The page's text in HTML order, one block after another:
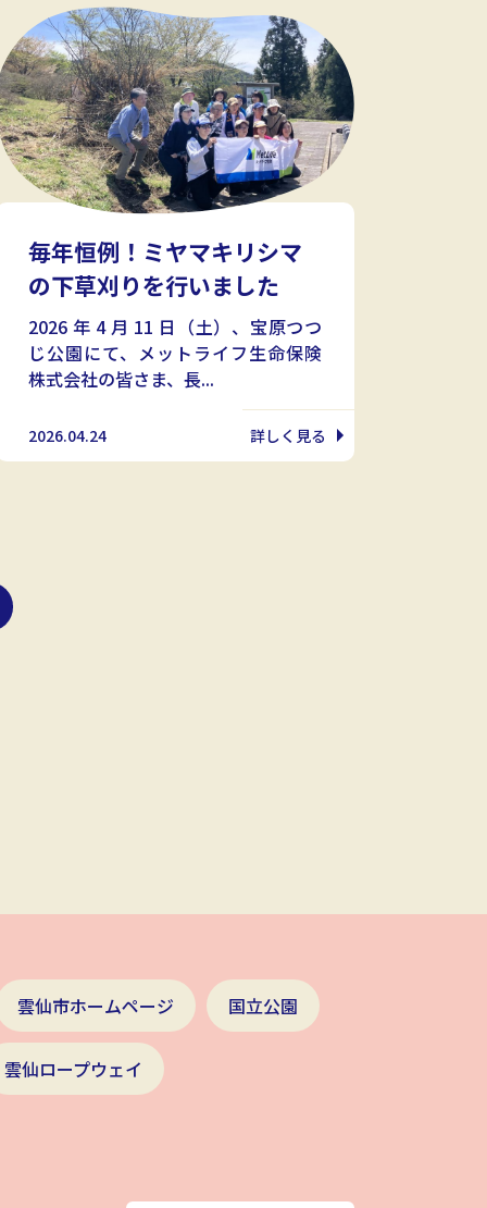
毎年恒例！ミヤマキリシマ
の下草刈りを行いました
2026 年 4 月 11 日（土）、宝原つつ
じ公園にて、メットライフ生命保険
株式会社の皆さま、長...
2026.04.24 詳しく見る
雲仙市ホームページ 国立公園
雲仙ロープウェイ